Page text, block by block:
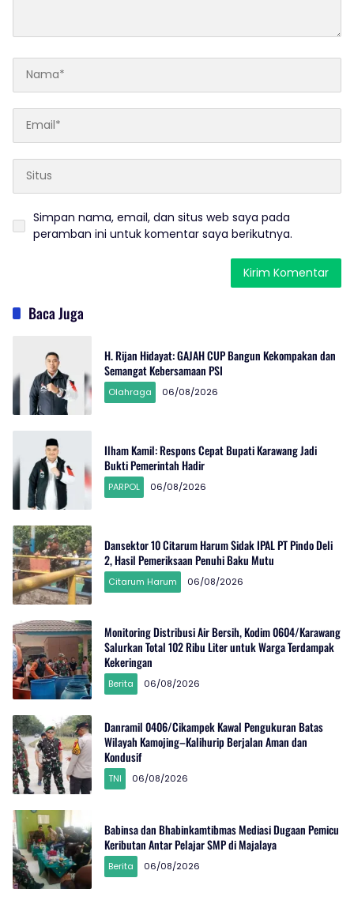
Simpan nama, email, dan situs web saya pada
peramban ini untuk komentar saya berikutnya.
Baca Juga
H. Rijan Hidayat: GAJAH CUP Bangun Kekompakan dan
Semangat Kebersamaan PSI
Olahraga 06/08/2026
Ilham Kamil: Respons Cepat Bupati Karawang Jadi
Bukti Pemerintah Hadir
PARPOL 06/08/2026
Dansektor 10 Citarum Harum Sidak IPAL PT Pindo Deli
2, Hasil Pemeriksaan Penuhi Baku Mutu
Citarum Harum 06/08/2026
Monitoring Distribusi Air Bersih, Kodim 0604/Karawang
Salurkan Total 102 Ribu Liter untuk Warga Terdampak
Kekeringan
Berita 06/08/2026
Danramil 0406/Cikampek Kawal Pengukuran Batas
Wilayah Kamojing–Kalihurip Berjalan Aman dan
Kondusif
TNI 06/08/2026
Babinsa dan Bhabinkamtibmas Mediasi Dugaan Pemicu
Keributan Antar Pelajar SMP di Majalaya
Berita 06/08/2026